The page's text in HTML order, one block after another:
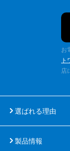
お
ト
店
選ばれる理由
製品情報